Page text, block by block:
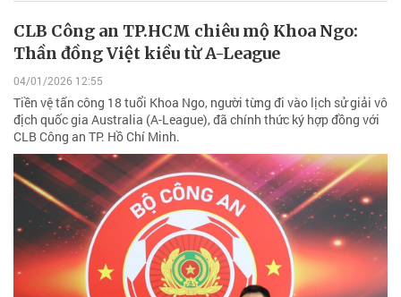
CLB Công an TP.HCM chiêu mộ Khoa Ngo:
Thần đồng Việt kiều từ A-League
04/01/2026 12:55
Tiền vệ tấn công 18 tuổi Khoa Ngo, người từng đi vào lịch sử giải vô
địch quốc gia Australia (A-League), đã chính thức ký hợp đồng với
CLB Công an TP. Hồ Chí Minh.